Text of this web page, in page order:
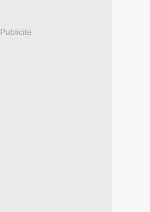
Publicité